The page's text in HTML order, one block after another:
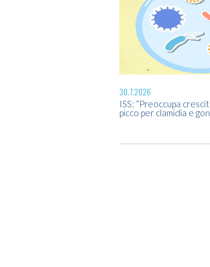
30.7.2026
ISS: “Preoccupa
picco per clamidia e